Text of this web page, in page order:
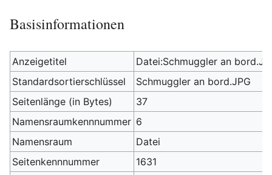
Basisinformationen
Anzeigetitel
Datei:Schmuggler an
Standardsortierschlüssel
Schmuggler an bord.JPG
Seitenlänge (in Bytes)
37
Namensraumkennnummer 6
Namensraum
Datei
Seitenkennnummer
1631